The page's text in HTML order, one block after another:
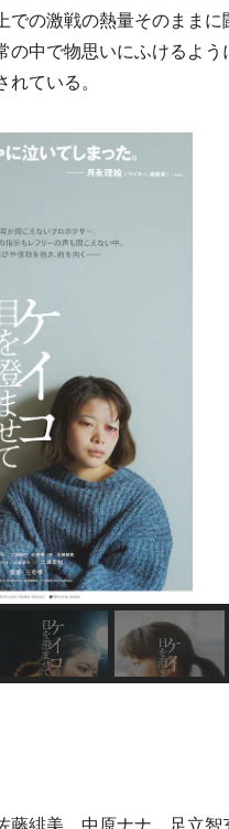
の激戦の熱量そのまま
中で物思いにふけるよ
ている。
緋美、中原ナナ、足立智